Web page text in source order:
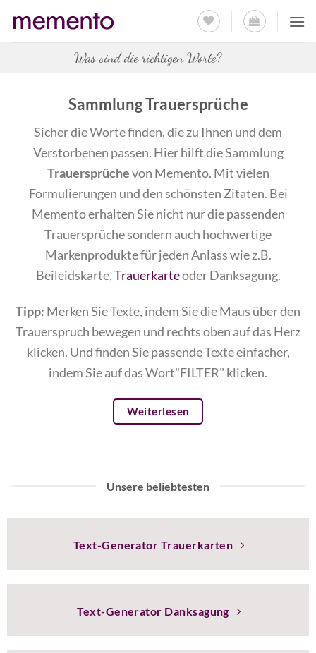
Inhalt
springen
Was sind die richtigen Worte?
Sammlung Trauersprüche
Sicher die Worte finden, die zu Ihnen und dem
Verstorbenen passen. Hier hilft die Sammlung
Trauersprüchevon Memento. Mit vielen
Formulierungen und den schönsten Zitaten. Bei
Memento erhalten Sie nicht nur die passenden
Trauersprüche sondern auch hochwertige
Markenprodukte für jeden Anlass wie z.B.
Beileidskarte,Trauerkarteoder Danksagung.
Tipp: Merken Sie Texte, indem Sie die Maus über den
Trauerspruch bewegen und rechts oben auf das Herz
klicken. Und finden Sie passende Texte einfacher,
indem Sie auf das Wort"FILTER" klicken.
Weiterlesen
Unsere beliebtesten
Text-Generator Trauerkarten
Text-Generator Danksagung